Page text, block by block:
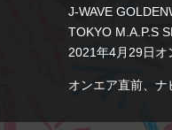
J-WAVE
TOKYO M.A.P.S
2021年4月29日オ
オンエア直前、ナ